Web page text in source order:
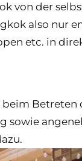
von der
also nur
etc. in